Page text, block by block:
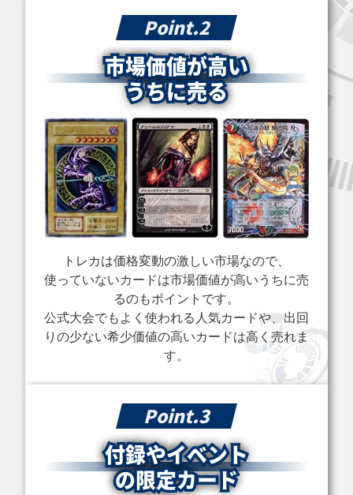
￥32,900
買取価格
￥30,000
買取価格
￥26,300
封印されしエクゾ
ディア（ロゴ入
買取価格
￥25,000
清冽の水霊使いエ
リア ETCO-
JP055 20thシーク
レット
買取価格
￥23,800
誇りと魂の龍
INFO-JP000 クォ
買取価格
￥23,500
始まりの神ファー
ラ(オーバーフレ
ーム) CORI-
JP022 プリズマ
￥23,000
ブラック・マジシ
ャン・ガール
WPP4-JP066 ク
ォーターセンチュ
買取価格
￥21,000
ホーリー・エルフ
106-013 スーパー
￥21,000
ティメット
買取価格
￥20,800
光と闇の戦士カオ
(オーバーフレー
プリズマティック
シークレット
バスター・ブレイ
ダー 303-054 ア
ルティメット
Point.2
市場価値が高い
うちに売る
トレカは価格変動の激しい市場なので、
使っていないカードは市場価値が高いうちに売
るのもポイントです。
公式大会でもよく使われる人気カードや、出回
りの少ない希少価値の高いカードは高く売れま
す。
Point.3
付録やイベント
の限定カード